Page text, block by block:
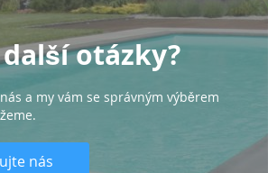
otázky?
a my vám se správným výběrem
nás